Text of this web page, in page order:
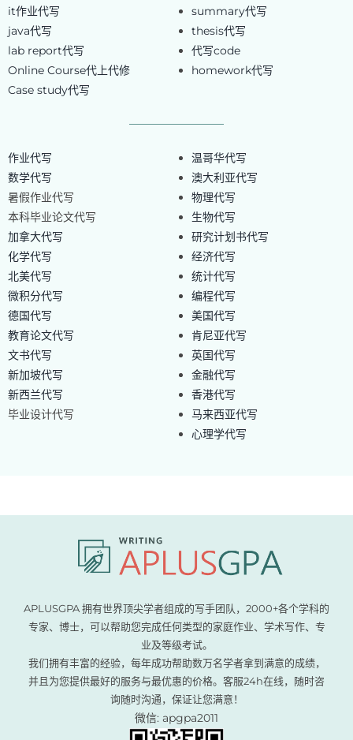
it作业代写
java代写
lab report代写
Online Course代上代修
Case study代写
summary代写
thesis代写
代写code
homework代写
作业代写
数学代写
暑假作业代写
本科毕业论文代写
加拿大代写
化学代写
北美代写
微积分代写
德国代写
教育论文代写
文书代写
新加坡代写
新西兰代写
毕业设计代写
温哥华代写
澳大利亚代写
物理代写
生物代写
研究计划书代写
经济代写
统计代写
编程代写
美国代写
肯尼亚代写
英国代写
金融代写
香港代写
马来西亚代写
心理学代写
APLUSGPA 拥有世界顶尖学者组成的写手团队，2000+各个学科的
专家、博士，可以帮助您完成任何类型的家庭作业、学术写作、专
业及等级考试。
我们拥有丰富的经验，每年成功帮助数万名学者拿到满意的成绩，
并且为您提供最好的服务与最优惠的价格。客服24h在线，随时咨
询随时沟通，保证让您满意！
微信: apgpa2011